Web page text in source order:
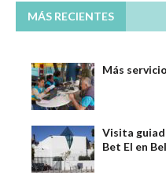
MÁS RECIENTES
Más
Visita
Bet El en